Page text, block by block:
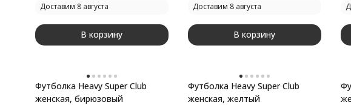
Доставим 8 августа
В корзину
Доставим 8 августа
В корзину
Футболка Heavy Super Club
женская, бирюзовый
Футболка Heavy Super Club
женская, желтый